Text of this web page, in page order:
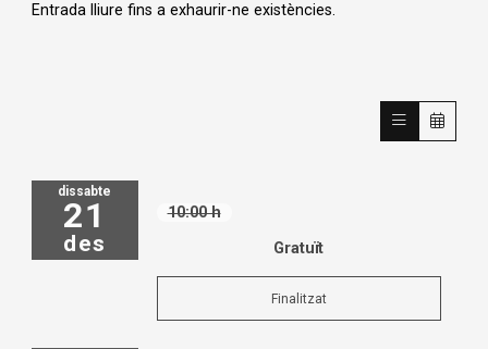
Entrada lliure fins a exhaurir-ne existències.
dissabte
21
des
10:00 h
Gratuït
Finalitzat